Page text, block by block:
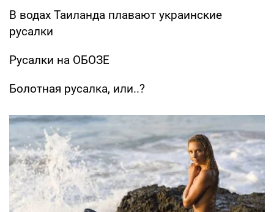
В водах Таиланда плавают украинские
русалки
Русалки на ОБОЗЕ
Болотная русалка, или..?